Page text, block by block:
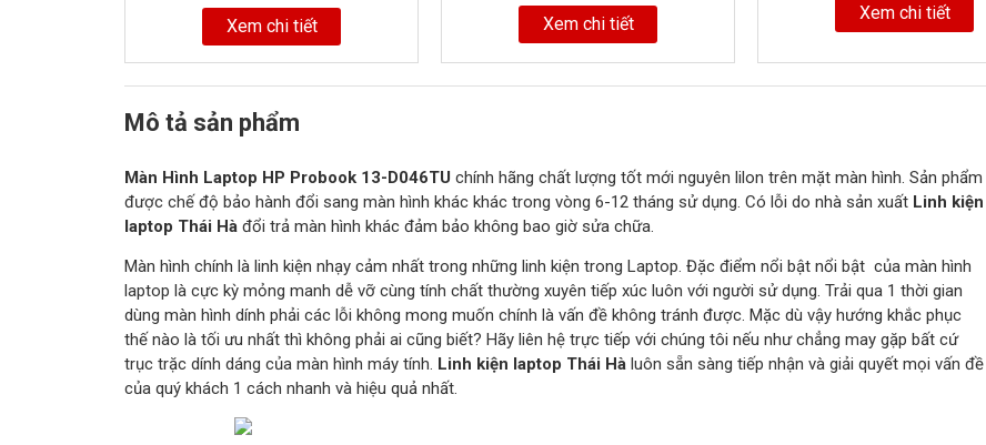
Xem chi tiết Xem chi tiết
Xem chi tiết
Mô tả sản phẩm
Màn Hình Laptop HP Probook 13-D046TU chính hãng chất lượng tốt mới nguyên lilon trên mặt màn hình. Sản phẩm
được chế độ bảo hành đổi sang màn hình khác khác trong vòng 6-12 tháng sử dụng. Có lỗi do nhà sản xuất Linh kiện
laptop Thái Hà đổi trả màn hình khác đảm bảo không bao giờ sửa chữa.
Màn hình chính là linh kiện nhạy cảm nhất trong những linh kiện trong Laptop. Đặc điểm nổi bật nổi bật của màn hình
laptop là cực kỳ mỏng manh dễ vỡ cùng tính chất thường xuyên tiếp xúc luôn với người sử dụng. Trải qua 1 thời gian
dùng màn hình dính phải các lỗi không mong muốn chính là vấn đề không tránh được. Mặc dù vậy hướng khắc phục
thế nào là tối ưu nhất thì không phải ai cũng biết? Hãy liên hệ trực tiếp với chúng tôi nếu như chẳng may gặp bất cứ
trục trặc dính dáng của màn hình máy tính. Linh kiện laptop Thái Hà luôn sẵn sàng tiếp nhận và giải quyết mọi vấn đề
của quý khách 1 cách nhanh và hiệu quả nhất.